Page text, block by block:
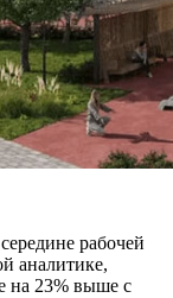
рабочей
аналитике,
на 23% выше с